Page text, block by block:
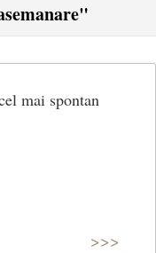
mai spontan
>>>